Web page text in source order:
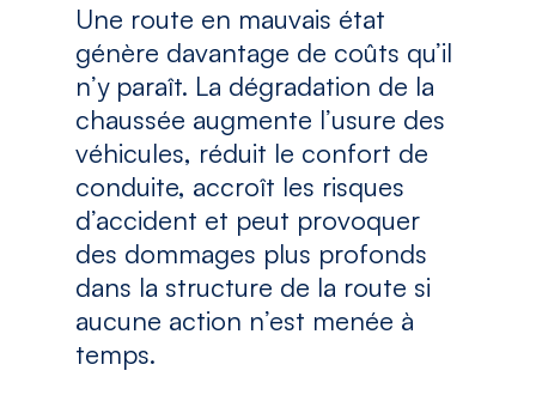
Une route en mauvais état
génère davantage de coûts qu’il
n’y paraît. La dégradation de la
chaussée augmente l’usure des
véhicules, réduit le confort de
conduite, accroît les risques
d’accident et peut provoquer
des dommages plus profonds
dans la structure de la route si
aucune action n’est menée à
temps.